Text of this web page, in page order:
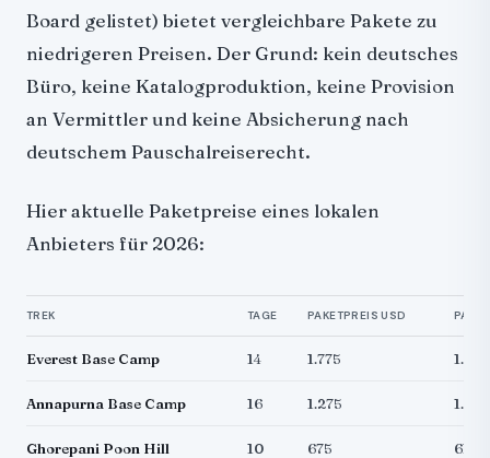
Board gelistet) bietet vergleichbare Pakete zu
niedrigeren Preisen. Der Grund: kein deutsches
Büro, keine Katalogproduktion, keine Provision
an Vermittler und keine Absicherung nach
deutschem Pauschalreiserecht.
Hier aktuelle Paketpreise eines lokalen
Anbieters für 2026:
TREK TAGE PAKETPREIS USD
Everest Base Camp 14 1.775 1.615
Annapurna Base Camp 16 1.275 1.160
Ghorepani Poon Hill 10 675 615